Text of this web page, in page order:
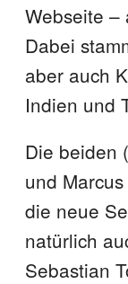
Webseite –
Dabei
aber auch
Indien und
Die beiden
und
die neue
natürlich
Sebastian